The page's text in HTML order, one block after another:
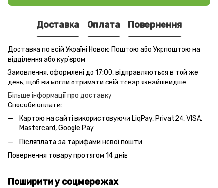
Доставка Оплата Повернення
Доставка по всій Україні Новою Поштою або Укрпоштою на
відділення або курʼєром
Замовлення, оформлені до 17:00, відправляються в той же
день, щоб ви могли отримати свій товар якнайшвидше.
Більше інформації про доставку
Способи оплати:
Картою на сайті використовуючи LiqPay, Privat24, VISA,
Mastercard, Google Pay
Післяплата за тарифами нової пошти
Повернення товару протягом 14 днів
Поширити у соцмережах